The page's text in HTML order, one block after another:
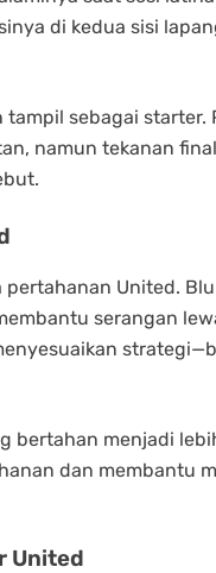
di kedua sisi
sebagai starter.
namun tekanan
United.
serangan
bertahan menjadi
dan membantu
United